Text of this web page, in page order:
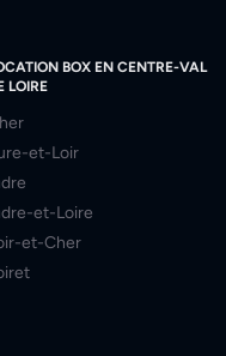
BOX EN CENTRE-VAL
LOIRE
et-Loir
et-Loire
et-Cher